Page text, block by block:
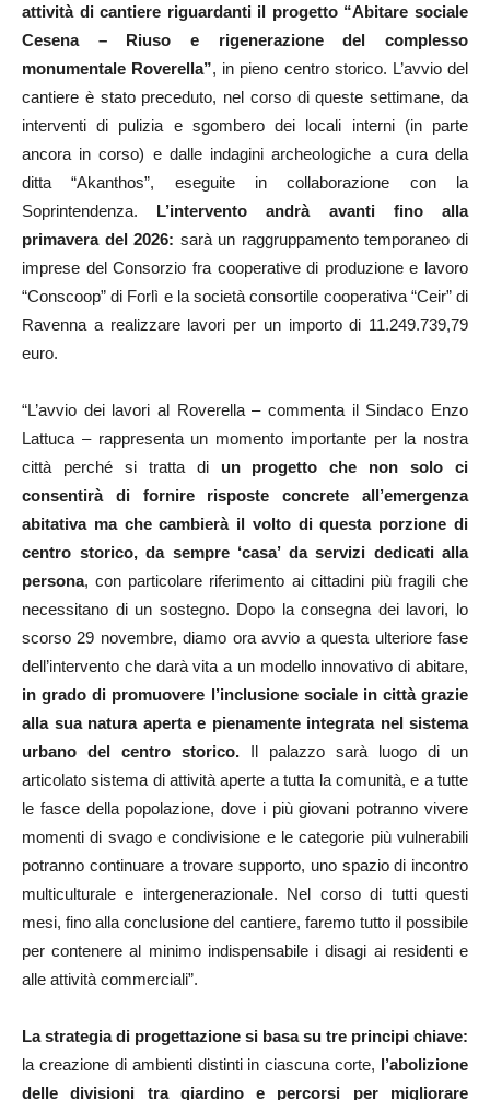
attività di cantiere riguardanti il progetto “Abitare sociale
Cesena – Riuso e rigenerazione del complesso
monumentale Roverella”, in pieno centro storico. L’avvio del
cantiere è stato preceduto, nel corso di queste settimane, da
interventi di pulizia e sgombero dei locali interni (in parte
ancora in corso) e dalle indagini archeologiche a cura della
ditta “Akanthos”, eseguite in collaborazione con la
Soprintendenza. L’intervento andrà avanti fino alla
primavera del 2026: sarà un raggruppamento temporaneo di
imprese del Consorzio fra cooperative di produzione e lavoro
“Conscoop” di Forlì e la società consortile cooperativa “Ceir” di
Ravenna a realizzare lavori per un importo di 11.249.739,79
euro.
“L’avvio dei lavori al Roverella – commenta il Sindaco Enzo
Lattuca – rappresenta un momento importante per la nostra
città perché si tratta di un progetto che non solo ci
consentirà di fornire risposte concrete all’emergenza
abitativa ma che cambierà il volto di questa porzione di
centro storico, da sempre ‘casa’ da servizi dedicati alla
persona, con particolare riferimento ai cittadini più fragili che
necessitano di un sostegno. Dopo la consegna dei lavori, lo
scorso 29 novembre, diamo ora avvio a questa ulteriore fase
dell’intervento che darà vita a un modello innovativo di abitare,
in grado di promuovere l’inclusione sociale in città grazie
alla sua natura aperta e pienamente integrata nel sistema
urbano del centro storico. Il palazzo sarà luogo di un
articolato sistema di attività aperte a tutta la comunità, e a tutte
le fasce della popolazione, dove i più giovani potranno vivere
momenti di svago e condivisione e le categorie più vulnerabili
potranno continuare a trovare supporto, uno spazio di incontro
multiculturale e intergenerazionale. Nel corso di tutti questi
mesi, fino alla conclusione del cantiere, faremo tutto il possibile
per contenere al minimo indispensabile i disagi ai residenti e
alle attività commerciali”.
La strategia di progettazione si basa su tre principi chiave:
la creazione di ambienti distinti in ciascuna corte, l’abolizione
delle divisioni tra giardino e percorsi per migliorare